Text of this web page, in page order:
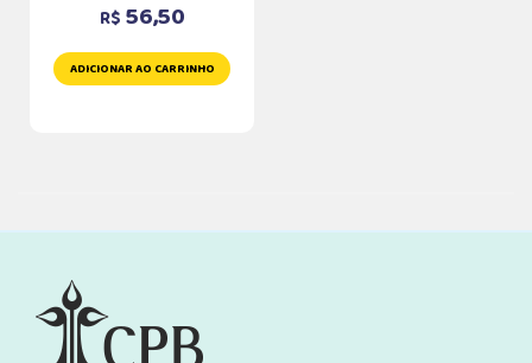
R$ 56,50
ADICIONAR AO CARRINHO